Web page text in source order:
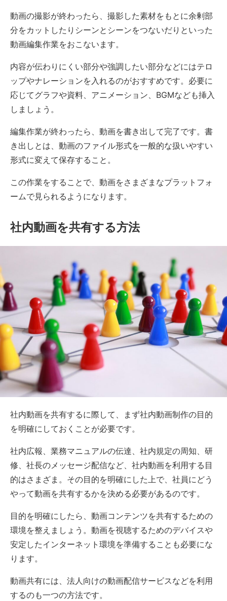
動画の撮影が終わったら、撮影した素材をもとに余剰部
分をカットしたりシーンとシーンをつないだりといった
動画編集作業をおこないます。
内容が伝わりにくい部分や強調したい部分などにはテロ
ップやナレーションを入れるのがおすすめです。必要に
応じてグラフや資料、アニメーション、BGMなども挿入
しましょう。
編集作業が終わったら、動画を書き出して完了です。書
き出しとは、動画のファイル形式を一般的な扱いやすい
形式に変えて保存すること。
この作業をすることで、動画をさまざまなプラットフォ
ームで見られるようになります。
社内動画を共有する方法
社内動画を共有するに際して、まず社内動画制作の目的
を明確にしておくことが必要です。
社内広報、業務マニュアルの伝達、社内規定の周知、研
修、社長のメッセージ配信など、社内動画を利用する目
的はさまざま。その目的を明確にした上で、社員にどう
やって動画を共有するかを決める必要があるのです。
目的を明確にしたら、動画コンテンツを共有するための
環境を整えましょう。動画を視聴するためのデバイスや
安定したインターネット環境を準備することも必要にな
ります。
動画共有には、法人向けの動画配信サービスなどを利用
するのも一つの方法です。